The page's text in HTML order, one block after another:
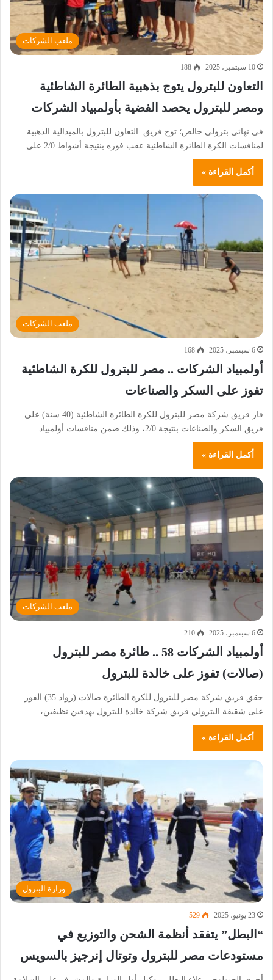
ملعب الشركات
10 سبتمبر، 2025 188
التعاون للبترول يتوج بذهبية الطائرة الشاطئية
ومصر للبترول يحصد الفضية بأولمبياد الشركات
في نهائي بترولي خالص؛ توج فريق التعاون للبترول بالميدالية الذهبية
لمنافسات الكرة الطائرة الشاطئية عقب فوزه بنتيجة أشواط 2/0 على…
أكمل القراءة »
ملعب الشركات
6 سبتمبر، 2025 168
أولمبياد الشركات .. مصر للبترول للكرة الشاطئية
تفوز على السكر والصناعات
فاز فريق شركة مصر للبترول للكرة الطائرة الشاطئية (40 سنة) على
فريق السكر والصناعات بنتيجة 2/0، وذلك ضمن منافسات أولمبياد…
أكمل القراءة »
ملعب الشركات
6 سبتمبر، 2025 210
أولمبياد الشركات 58 .. طائرة مصر للبترول
(صالات) تفوز على خالدة للبترول
حقق فريق شركة مصر للبترول للكرة الطائرة صالات (رواد 35) الفوز
على شقيقة البترولي فريق شركة خالدة للبترول بهدفين نظيفين،…
أكمل القراءة »
وزارة البترول
23 يونيو، 2025 529
“البطل” يتفقد أنظمة الشحن والتوزيع في
مستودعات مصر للبترول وتوتال إنرجيز بالسويس